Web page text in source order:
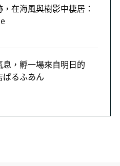
在海風與樹影中棲居：
，孵一場來自明日的
ぱるふあん